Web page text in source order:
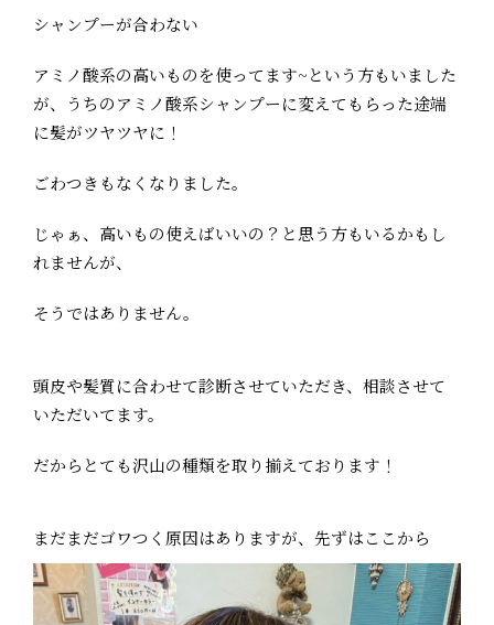
シャンプーが合わない
アミノ酸系の高いものを使ってます~という方もいました
が、うちのアミノ酸系シャンプーに変えてもらった途端
に髪がツヤツヤに！
ごわつきもなくなりました。
じゃぁ、高いもの使えばいいの？と思う方もいるかもし
れませんが、
そうではありません。
頭皮や髪質に合わせて診断させていただき、相談させて
いただいてます。
だからとても沢山の種類を取り揃えております！
まだまだゴワつく原因はありますが、先ずはここから